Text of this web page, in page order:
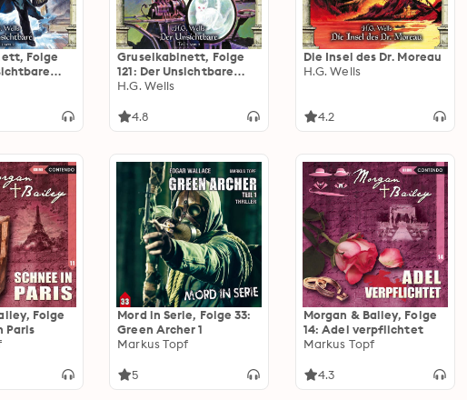
Folge
Gruselkabinett, Folge
121: Der Unsichtbare
(Teil 2 von 2)
H.G. Wells
4.8
Die Insel des Dr. Moreau
H.G. Wells
4.2
Folge
Paris
Mord in Serie, Folge 33:
Green Archer 1
Markus Topf
5
Morgan & Bailey, Folge
14: Adel verpflichtet
Markus Topf
4.3